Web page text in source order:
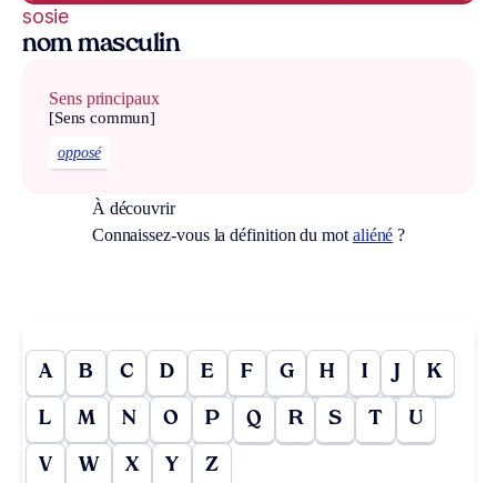
sosie
nom masculin
Sens principaux
[Sens commun]
opposé
À découvrir
Connaissez-vous la définition du mot aliéné ?
A B C D E F G H I J K
L M N O P Q R S T U
V W X Y Z